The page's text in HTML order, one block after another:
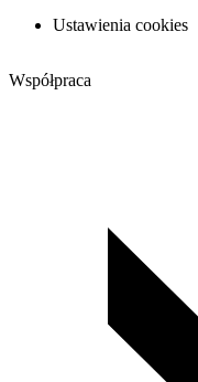
Ustawienia cookies
Współpraca